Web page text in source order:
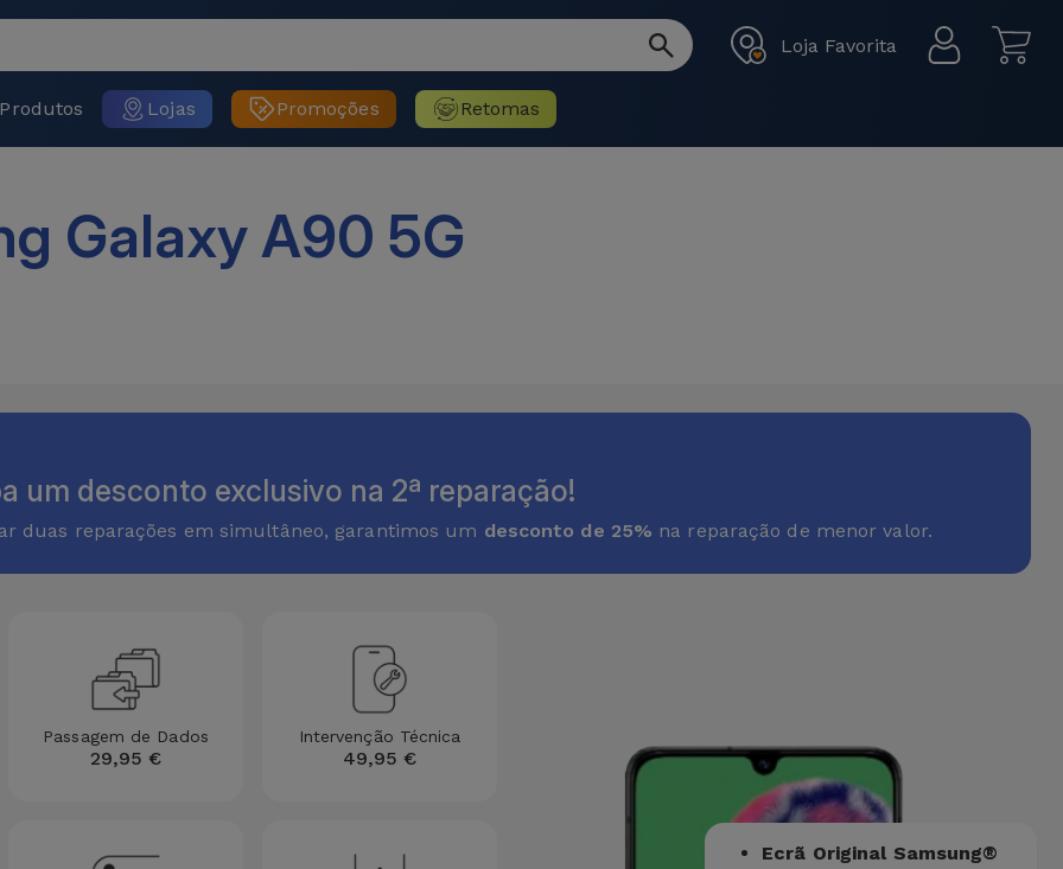
Loja Favorita
Produtos Lojas Promoções Retomas
Galaxy A90 5G
um desconto exclusivo na 2ª reparação!
duas reparações em simultâneo, garantimos um desconto de 25% na reparação de menor valor.
Passagem de Dados
29,95 €
Intervenção Técnica
49,95 €
Ecrã Original Samsung®